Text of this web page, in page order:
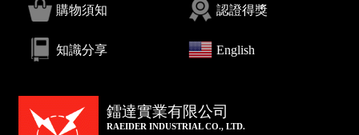
購物須知 認證得獎
知識分享 English
鐳達實業有限公司
RAEIDER INDUSTRIAL CO., LTD.